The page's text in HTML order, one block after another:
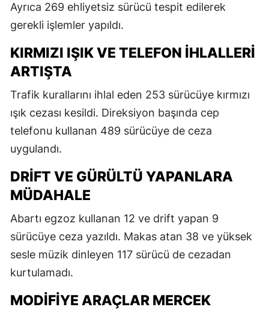
Ayrıca 269 ehliyetsiz sürücü tespit edilerek
gerekli işlemler yapıldı.
KIRMIZI IŞIK VE TELEFON İHLALLERI
ARTIŞTA
Trafik kurallarını ihlal eden 253 sürücüye kırmızı
ışık cezası kesildi. Direksiyon başında cep
telefonu kullanan 489 sürücüye de ceza
uygulandı.
DRIFT VE GÜRÜLTÜ YAPANLARA
MÜDAHALE
Abartı egzoz kullanan 12 ve drift yapan 9
sürücüye ceza yazıldı. Makas atan 38 ve yüksek
sesle müzik dinleyen 117 sürücü de cezadan
kurtulamadı.
MODIFIYE ARAÇLAR MERCEK